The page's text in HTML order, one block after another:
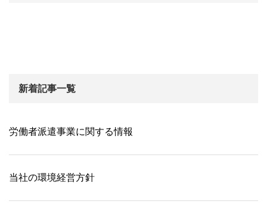
新着記事一覧
労働者派遣事業に関する情報
当社の環境経営方針